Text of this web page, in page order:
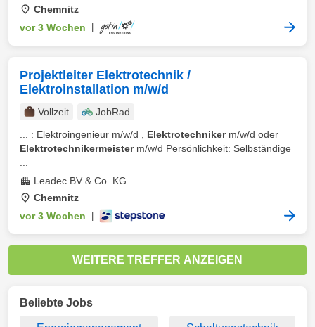
Chemnitz
vor 3 Wochen
Projektleiter Elektrotechnik /
Elektroinstallation m/w/d
Vollzeit
JobRad
... : Elektroingenieur m/w/d , Elektrotechnikerm/w/d oder
Elektrotechnikermeisterm/w/d Persönlichkeit: Selbständige
Leadec BV & Co. KG
Chemnitz
vor 3 Wochen
WEITERE TREFFER ANZEIGEN
Beliebte Jobs